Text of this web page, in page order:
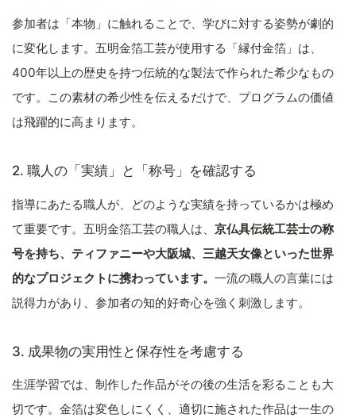
参加者は「本物」に触れることで、学びに対する姿勢が劇的
に変化します。五明金箔工芸が使用する「縁付金箔」は、
400年以上の歴史を持つ伝統的な製法で作られた希少なもの
です。この素材の希少性を伝えるだけで、プログラムの価値
は飛躍的に高まります。
2. 職人の「実績」と「称号」を確認する
指導にあたる職人が、どのような実績を持っているかは極め
て重要です。五明金箔工芸の職人は、 京仏具伝統工芸士の称
号を持ち、ティファニーや大阪城、三越天女像といった世界
的なプロジェクトに携わっています。 一流の職人の言葉には
説得力があり、参加者の知的好奇心を強く刺激します。
3. 成果物の実用性と保存性を考慮する
生涯学習では、制作した作品がその後の生活を彩ることも大
切です。金箔は変色しにくく、適切に施された作品は一生の